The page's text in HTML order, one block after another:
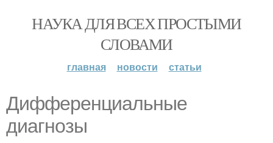
НАУКА ДЛЯ ВСЕХ ПРОСТЫМИ
СЛОВАМИ
главная новости статьи
Дифференциальные
диагнозы